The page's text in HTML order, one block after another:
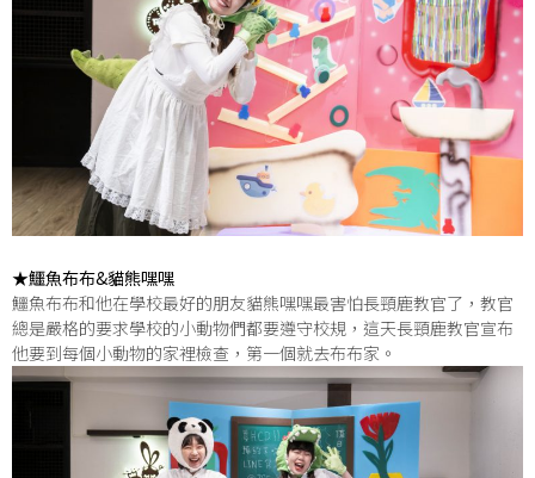
★鱷魚布布&貓熊嘿嘿
鱷魚布布和他在學校最好的朋友貓熊嘿嘿最害怕長頸鹿教官了，教官
總是嚴格的要求學校的小動物們都要遵守校規，這天長頸鹿教官宣布
他要到每個小動物的家裡檢查，第一個就去布布家。